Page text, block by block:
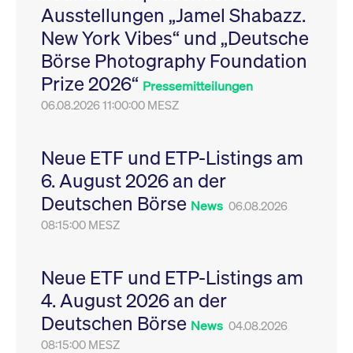
Ausstellungen „Jamel Shabazz.
New York Vibes“ und „Deutsche
Börse Photography Foundation
Prize 2026“ Pressemitteilungen
06.08.2026 11:00:00 MESZ
Neue ETF und ETP-Listings am
6. August 2026 an der
Deutschen Börse News 06.08.2026
08:15:00 MESZ
Neue ETF und ETP-Listings am
4. August 2026 an der
Deutschen Börse News 04.08.2026
08:15:00 MESZ
Leistung der Website
zu messen. Es handelt
sich um ein Muster-
Cookie, bei dem auf
das Präfix _pk_ses
eine kurze Reihe von
VISITOR_PRIVACY_METADATA
YouTube
.youtube.com
6
Monate
Dieses Cookie dient
Speicherung der
Einwilligungs- und
des Nutzers für ihre
Interaktion mit der
Sitzungen geehrt